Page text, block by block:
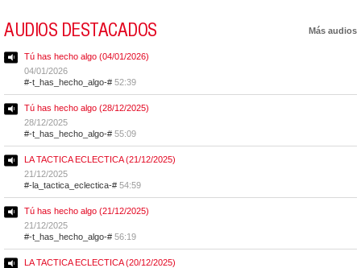
AUDIOS DESTACADOS Más audios
Tú has hecho algo (04/01/2026)
04/01/2026
#-t_has_hecho_algo-# 52:39
Tú has hecho algo (28/12/2025)
28/12/2025
#-t_has_hecho_algo-# 55:09
LA TACTICA ECLECTICA (21/12/2025)
21/12/2025
#-la_tactica_eclectica-# 54:59
Tú has hecho algo (21/12/2025)
21/12/2025
#-t_has_hecho_algo-# 56:19
LA TACTICA ECLECTICA (20/12/2025)